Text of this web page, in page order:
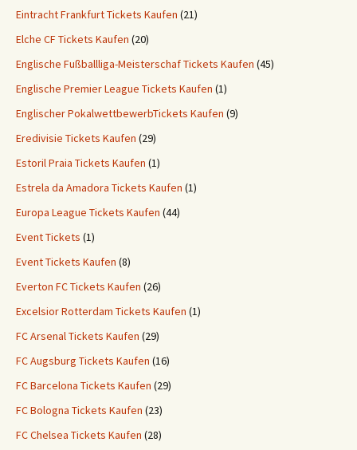
Eintracht Frankfurt Tickets Kaufen (21)
Elche CF Tickets Kaufen (20)
Englische Fußballliga-Meisterschaf Tickets Kaufen (45)
Englische Premier League Tickets Kaufen (1)
Englischer PokalwettbewerbTickets Kaufen (9)
Eredivisie Tickets Kaufen (29)
Estoril Praia Tickets Kaufen (1)
Estrela da Amadora Tickets Kaufen (1)
Europa League Tickets Kaufen (44)
Event Tickets (1)
Event Tickets Kaufen (8)
Everton FC Tickets Kaufen (26)
Excelsior Rotterdam Tickets Kaufen (1)
FC Arsenal Tickets Kaufen (29)
FC Augsburg Tickets Kaufen (16)
FC Barcelona Tickets Kaufen (29)
FC Bologna Tickets Kaufen (23)
FC Chelsea Tickets Kaufen (28)